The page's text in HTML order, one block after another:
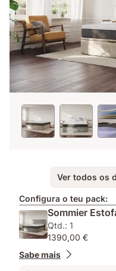
Ver todos os
Configura o teu pack:
Sommier
Qtd.: 1
1390,00 €
Sabe mais